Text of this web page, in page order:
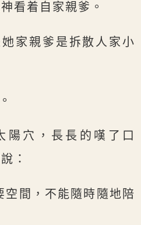
看着自家親爹。
家親爹是拆散人家小
陽穴，長長的嘆了口
：
空間，不能隨時隨地陪